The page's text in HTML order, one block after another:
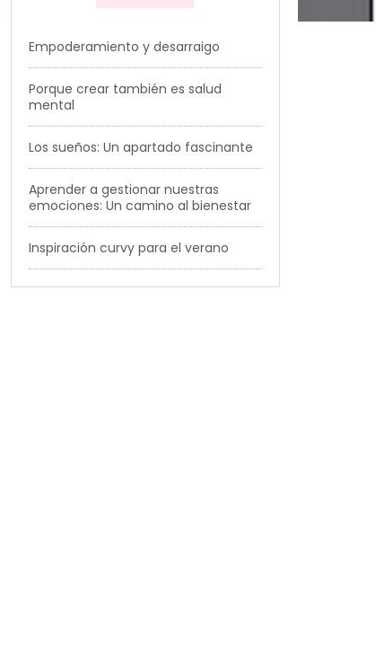
Empoderamiento y desarraigo
Porque crear también es salud
mental
Los sueños: Un apartado fascinante
Aprender a gestionar nuestras
emociones: Un camino al bienestar
Inspiración curvy para el verano